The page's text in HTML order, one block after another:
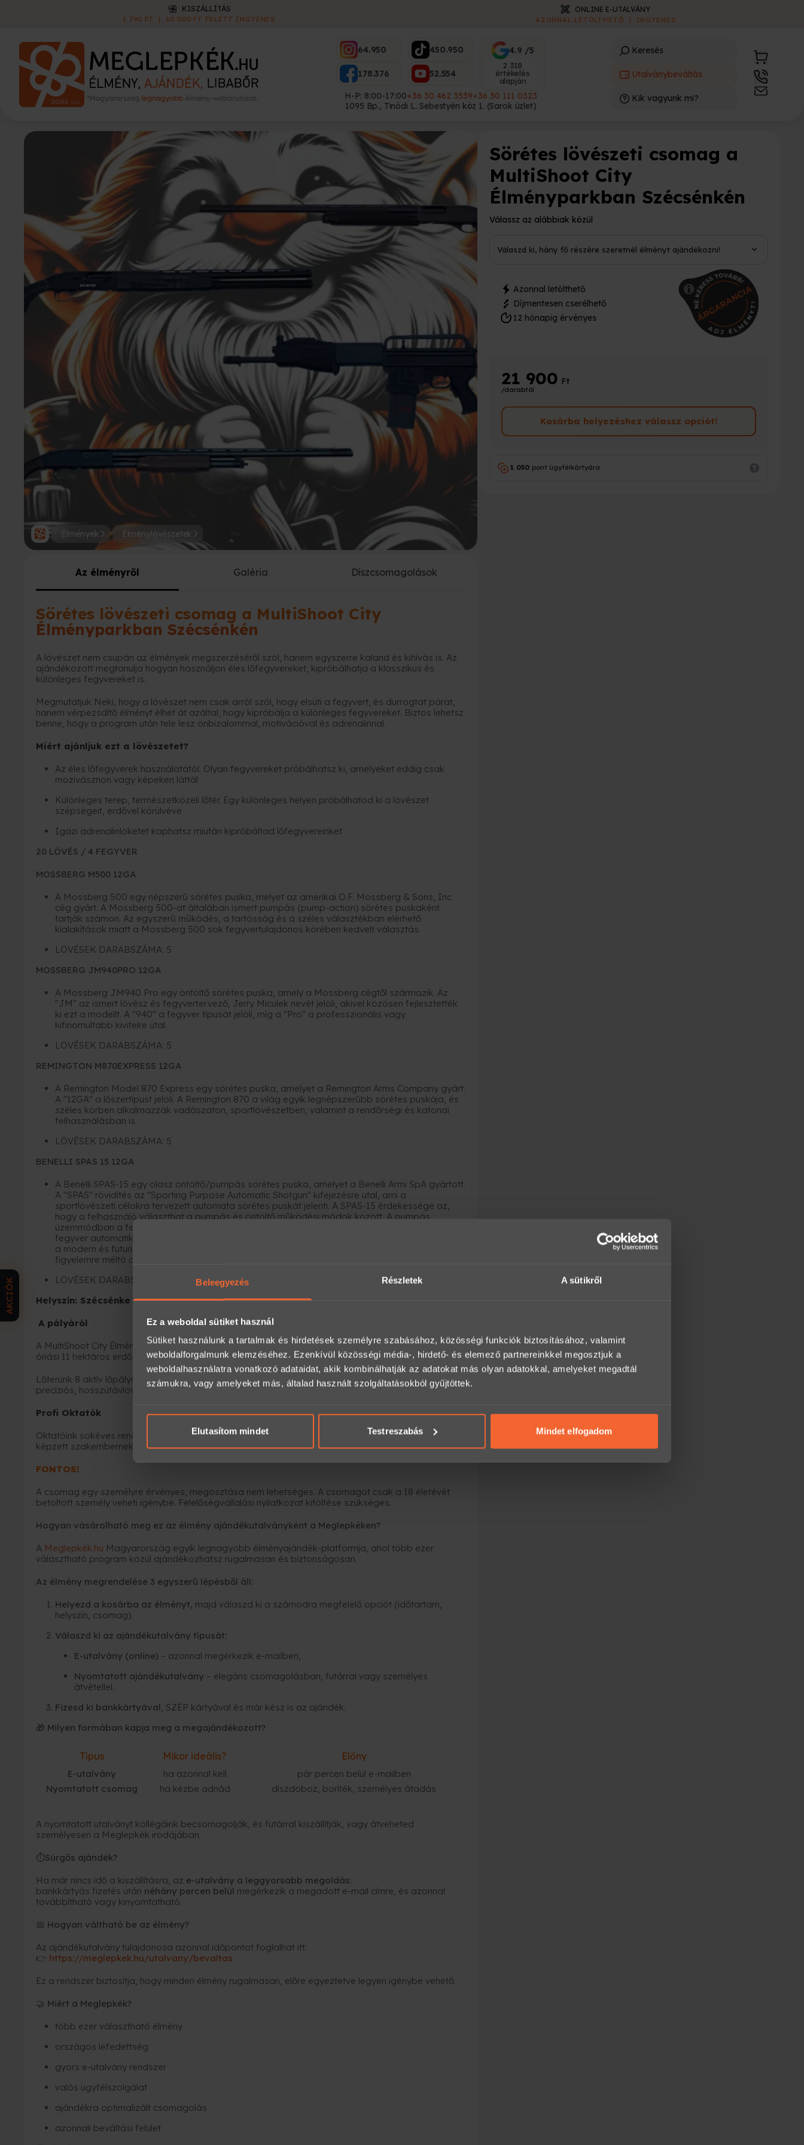
Beleegyezés Részletek A sütikről
Ez a weboldal sütiket használ
Sütiket használunk a tartalmak és hirdetések személyre szabásához, közösségi funkciók biztosításához, valamint
weboldalforgalmunk elemzéséhez. Ezenkívül közösségi média-, hirdető- és elemező partnereinkkel megosztjuk a
weboldalhasználatra vonatkozó adataidat, akik kombinálhatják az adatokat más olyan adatokkal, amelyeket megadtál
számukra, vagy amelyeket más, általad használt szolgáltatásokból gyűjtöttek.
Elutasítom mindet Testreszabás Mindet elfogadom
KISZÁLLÍTÁS
1 790 FT | 60 000 FT FELETT INGYENES
ONLINE E-UTALVÁNY
AZONNAL LETÖLTHETŐ | INGYENES
64.950
178.376
450.950
52.554
4.9 /5
2 318
értékelés
alapján
H-P: 8:00-17:00+36 30 462 3539+36 30 111 0323
1095 Bp., Tinódi L. Sebestyén köz 1. (Sarok üzlet)
Keresés
Utalványbeváltás
Kik vagyunk mi?
Élmények Élménylövészetek
Az élményről Galéria Díszcsomagolások
Sörétes lövészeti csomag a MultiShoot City
Élményparkban Szécsénkén
A lövészet nem csupán az élmények megszerzéséről szól, hanem egyszerre kaland és kihívás is. Az
ajándékozott megtanulja hogyan használjon éles lőfegyvereket, kipróbálhatja a klasszikus és
különleges fegyvereket is.
Megmutatjuk Neki, hogy a lövészet nem csak arról szól, hogy elsüti a fegyvert, és durrogtat párat,
hanem vérpezsdítő élményt élhet át azáltal, hogy kipróbálja a különleges fegyvereket. Biztos lehetsz
benne, hogy a program után tele lesz önbizalommal, motivációval és adrenalinnal.
Miért ajánljuk ezt a lövészetet?
Az éles lőfegyverek használatától. Olyan fegyvereket próbálhatsz ki, amelyeket eddig csak
mozivásznon vagy képeken láttál
Különleges terep, természetközeli lőtér. Egy különleges helyen próbálhatod ki a lövészet
szépségeit, erdővel körülvéve
Igazi adrenalinlöketet kaphatsz miután kipróbáltad lőfegyvereinket
20 LÖVÉS / 4 FEGYVER
MOSSBERG M500 12GA
A Mossberg 500 egy népszerű sörétes puska, melyet az amerikai O.F. Mossberg & Sons, Inc.
cég gyárt. A Mossberg 500-at általában ismert pumpás (pump-action) sörétes puskaként
tartják számon. Az egyszerű működés, a tartósság és a széles választékban elérhető
kialakítások miatt a Mossberg 500 sok fegyvertulajdonos körében kedvelt választás.
LÖVÉSEK DARABSZÁMA: 5
MOSSBERG JM940PRO 12GA
A Mossberg JM940 Pro egy öntöltő sörétes puska, amely a Mossberg cégtől származik. Az
"JM" az ismert lövész és fegyvertervező, Jerry Miculek nevét jelöli, akivel közösen fejlesztették
ki ezt a modellt. A "940" a fegyver típusát jelöli, míg a "Pro" a professzionális vagy
kifinomultabb kivitelre utal.
LÖVÉSEK DARABSZÁMA: 5
REMINGTON M870EXPRESS 12GA
A Remington Model 870 Express egy sörétes puska, amelyet a Remington Arms Company gyárt.
A "12GA" a lőszertípust jelöli. A Remington 870 a világ egyik legnépszerűbb sörétes puskája, és
széles körben alkalmazzák vadászaton, sportlövészetben, valamint a rendőrségi és katonai
felhasználásban is.
LÖVÉSEK DARABSZÁMA: 5
BENELLI SPAS 15 12GA
A Benelli SPAS-15 egy olasz öntöltő/pumpás sörétes puska, amelyet a Benelli Armi SpA gyártott.
A "SPAS" rövidítés az "Sporting Purpose Automatic Shotgun" kifejezésre utal, ami a
sportlövészeti célokra tervezett automata sörétes puskát jelenti. A SPAS-15 érdekessége az,
hogy a felhasználó választhat a pumpás és öntöltő működési módok között. A pumpás
üzemmódban a fegyvert egy kézi pumpálással lehet újratölteni, míg az öntöltő üzemmódban a
fegyver automatikusan tölt újra minden elsütés után. A fegyver rendkívül különleges kialakítása,
a modern és futurisztikus megjelenése miatt, valamint a működési módjai miatt egyedi és
figyelemre méltó darabnak számít a sörétes puskák között.
LÖVÉSEK DARABSZÁMA: 5
Helyszín: Szécsénke
A pályáról
A MultiShoot City Élménypark Nógrád megye szívében található. Az élménypark teljes felülete egy
óriási 11 hektáros erdős területen helyezkedik el.
Lőterünk 8 aktív lőpályával rendelkezik. Ezen belül 6 darab 25 méteres lőszektor és 2 darab
precíziós, hosszútávlövészetre tervezett pálya található 110 és 120 méteres távokkal.
Profi Oktatók
Oktatóink sokéves rendvédelmi múlttal rendelkeznek és mindegyikük a saját területükön magasan
képzett szakembernek számít.
FONTOS!
A csomag egy személyre érvényes, megosztása nem lehetséges. A csomagot csak a 18 életévét
betöltött személy veheti igénybe. Felelőségvállalási nyilatkozat kitöltése szükséges.
Hogyan vásárolható meg ez az élmény ajándékutalványként a Meglepkéken?
A Meglepkék.hu Magyarország egyik legnagyobb élményajándék-platformja, ahol több ezer
választható program közül ajándékozhatsz rugalmasan és biztonságosan.
Az élmény megrendelése 3 egyszerű lépésből áll:
Helyezd a kosárba az élményt, majd válaszd ki a számodra megfelelő opciót (időtartam,
helyszín, csomag).
Válaszd ki az ajándékutalvány típusát:
E-utalvány (online) – azonnal megérkezik e-mailben,
Nyomtatott ajándékutalvány – elegáns csomagolásban, futárral vagy személyes
átvétellel.
Fizesd ki bankkártyával, SZÉP kártyával és már kész is az ajándék.
🎁 Milyen formában kapja meg a megajándékozott?
Típus Mikor ideális? Előny
E-utalvány ha azonnal kell
pár percen belül e-mailben
Nyomtatott csomag
ha kézbe adnád díszdoboz, boríték, személyes átadás
A nyomtatott utalványt kollégáink becsomagolják, és futárral kiszállítják, vagy átveheted
személyesen a Meglepkék irodájában.
⏱Sürgős ajándék?
Ha már nincs idő a kiszállításra, az e-utalvány a leggyorsabb megoldás:
bankkártyás fizetés után néhány percen belül megérkezik a megadott e-mail címre, és azonnal
továbbítható vagy kinyomtatható.
📅 Hogyan váltható be az élmény?
Az ajándékutalvány tulajdonosa azonnal időpontot foglalhat itt:
👉 https://meglepkek.hu/utalvany/bevaltas
Ez a rendszer biztosítja, hogy minden élmény rugalmasan, előre egyeztetve legyen igénybe vehető.
🤝 Miért a Meglepkék?
több ezer választható élmény
országos lefedettség
gyors e-utalvány rendszer
valós ügyfélszolgálat
ajándékra optimalizált csomagolás
azonnali beváltási felület
Sörétes lövészeti csomag a
MultiShoot City
Élményparkban Szécsénkén
Válassz az alábbiak közül
Válaszd ki, hány fő részére szeretnél élményt ajándékozni!
Azonnal letölthető
Díjmentesen cserélhető
12 hónapig érvényes
21 900Ft
/darabtól
Kosárba helyezéshez válassz opciót!
1 050 pont ügyfélkártyára
AKCIÓK